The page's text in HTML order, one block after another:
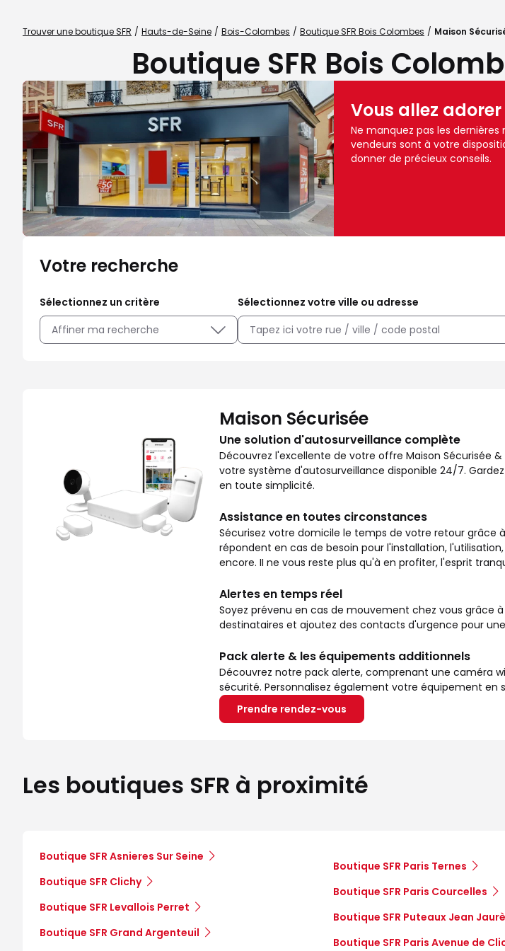
Trouver une boutique SFR Hauts-de-Seine Bois-Colombes Boutique SFR Bois Colombes Maison
Boutique SFR Bois
Vous allez
Ne manquez pas les dernières
vendeurs sont à votre
donner de précieux conseils.
Votre recherche
Sélectionnez un critère
Affiner ma recherche
Sélectionnez votre ville ou adresse
Maison Sécurisée
Une solution d'autosurveillance complète
Découvrez l'excellente de votre offre Maison Sécurisée
votre système d'autosurveillance disponible 24/7.
en toute simplicité.
Assistance en toutes circonstances
Sécurisez votre domicile le temps de votre retour grâce
répondent en cas de besoin pour l'installation,
encore. II ne vous reste plus qu'à en profiter, l'esprit
Alertes en temps réel
Soyez prévenu en cas de mouvement chez vous grâce
destinataires et ajoutez des contacts d'urgence pour
Pack alerte & les équipements additionnels
Découvrez notre pack alerte, comprenant une caméra
sécurité. Personnalisez également votre équipement
Prendre rendez-vous
Avec Maison Sécurisée, soyez rassuré sur ce qui se passe chez vous et surveiller votre
Les boutiques SFR à proximité
Boutique SFR Asnieres Sur Seine
Boutique SFR Clichy
Boutique SFR Levallois Perret
Boutique SFR Grand Argenteuil
Boutique SFR Paris Ternes
Boutique SFR Paris Courcelles
Boutique SFR Puteaux Jean
Boutique SFR Paris Avenue de